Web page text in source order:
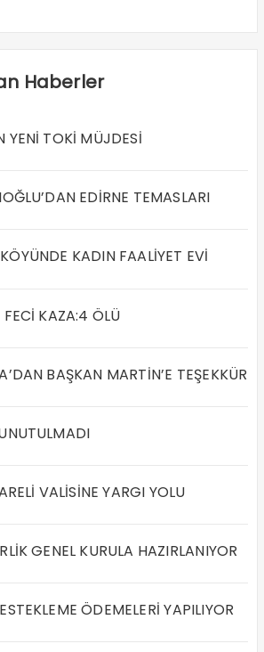
Haberler
YENİ TOKİ MÜJDESİ
EDİRNE TEMASLARI
KADIN FAALİYET EVİ
FECİ KAZA:4 ÖLÜ
BAŞKAN MARTİN’E TEŞEKKÜR
VALİSİNE YARGI YOLU
GENEL KURULA HAZIRLANIYOR
ÖDEMELERİ YAPILIYOR